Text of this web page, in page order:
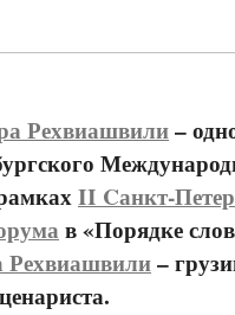
Рехвиашвили–
II Cанкт-
в «Порядке
Рехвиашвили–